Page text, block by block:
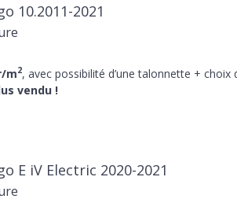
10.2011-2021
m2, avec possibilité d’une talonnette + choix
vendu !
E iV Electric 2020-2021